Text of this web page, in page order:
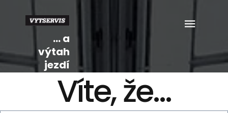
... a
výtah
jezdí
Víte, že...